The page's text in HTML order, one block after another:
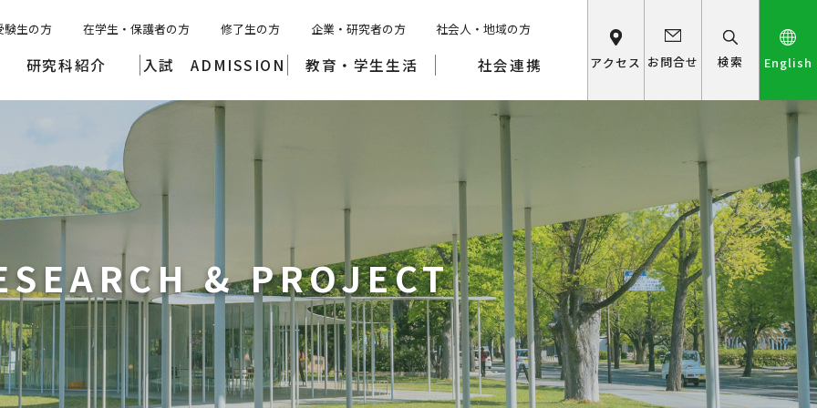
研究科紹介 入試 ADMISSION 教育・学生生活 社会連携
験生の方 在学生・保護者の方 修了生の方 企業・研究者の方
社会人・地域の方
アクセス お問合せ 検索 English
&PROJECT